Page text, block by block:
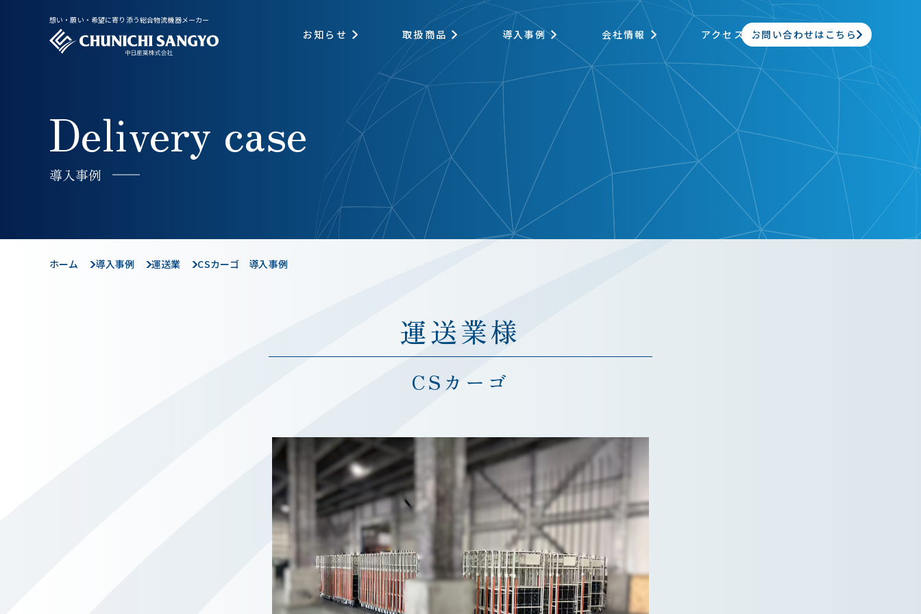
想い・願い・希望に寄り添う総合物流機器メーカー
お知らせ 取扱商品 導入事例 会社情報 アクセス お問い合わせはこちら
Delivery case
導入事例
ホーム 導入事例 運送業 CSカーゴ 導入事例
運送業様
CSカーゴ